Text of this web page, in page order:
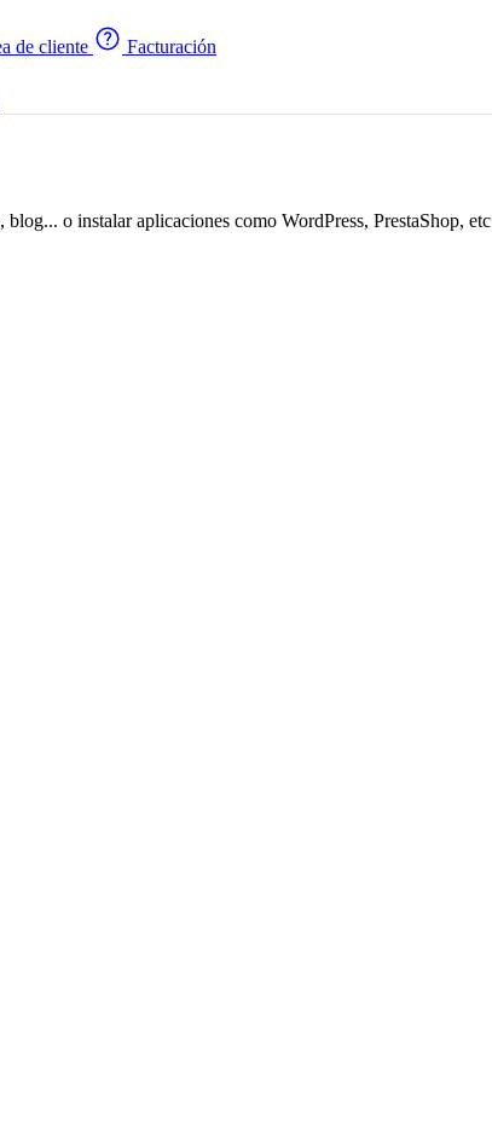
de cliente
Facturación
o instalar aplicaciones como WordPress, PrestaShop, etc